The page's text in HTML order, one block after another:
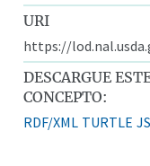
URI
https://
DESCARGUE
CONCEPTO:
RDF/XML TURTLE